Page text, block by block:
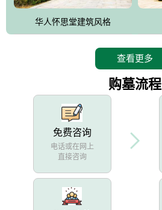
华人怀思堂建筑风格
查看更多
购墓流程
免费咨询
电话或在网上
直接咨询